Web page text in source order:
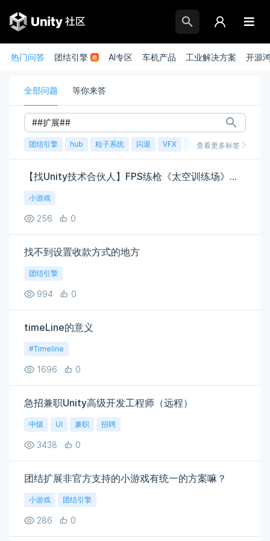
热门问答 团结引擎 AI专区 车机产品 工业解决方案 开源
全部问题 等你来答
团结引擎 hub 粒子系统 闪退 VFX 崩溃 账号 渲染
查看更多标签
【找Unity技术合伙人】FPS练枪《太空训练场》｜已有美术｜远程｜有充足准备
小游戏
256 0
找不到设置收款方式的地方
团结引擎
994 0
timeLine的意义
#Timeline
1696 0
急招兼职Unity高级开发工程师（远程）
中级 UI 兼职 招聘
3438 0
团结扩展非官方支持的小游戏有统一的方案嘛？
小游戏 团结引擎
286 0